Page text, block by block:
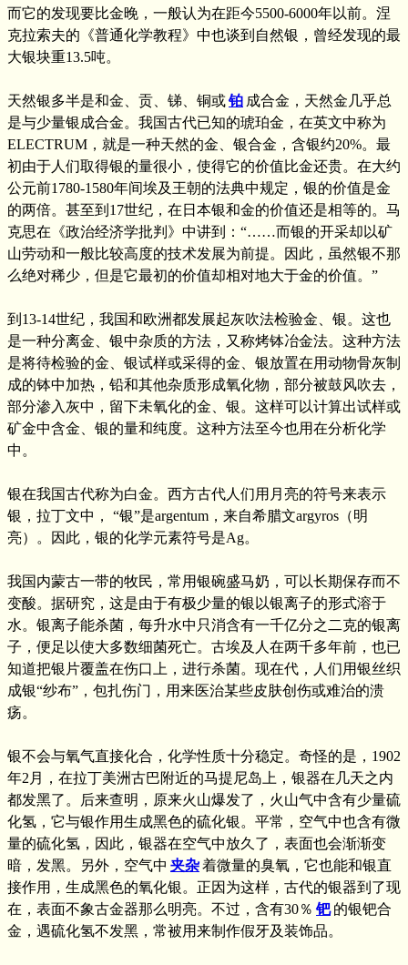
而它的发现要比金晚，一般认为在距今5500-6000年以前。涅
克拉索夫的《普通化学教程》中也谈到自然银，曾经发现的最
大银块重13.5吨。
天然银多半是和金、贡、锑、铜或铂 成合金，天然金几乎总
是与少量银成合金。我国古代已知的琥珀金，在英文中称为
ELECTRUM，就是一种天然的金、银合金，含银约20%。最
初由于人们取得银的量很小，使得它的价值比金还贵。在大约
公元前1780-1580年间埃及王朝的法典中规定，银的价值是金
的两倍。甚至到17世纪，在日本银和金的价值还是相等的。马
克思在《政治经济学批判》中讲到：“……而银的开采却以矿
山劳动和一般比较高度的技术发展为前提。因此，虽然银不那
么绝对稀少，但是它最初的价值却相对地大于金的价值。”
到13-14世纪，我国和欧洲都发展起灰吹法检验金、银。这也
是一种分离金、银中杂质的方法，又称烤钵冶金法。这种方法
是将待检验的金、银试样或采得的金、银放置在用动物骨灰制
成的钵中加热，铅和其他杂质形成氧化物，部分被鼓风吹去，
部分渗入灰中，留下未氧化的金、银。这样可以计算出试样或
矿金中含金、银的量和纯度。这种方法至今也用在分析化学
中。
银在我国古代称为白金。西方古代人们用月亮的符号来表示
银，拉丁文中， “银”是argentum，来自希腊文argyros（明
亮）。因此，银的化学元素符号是Ag。
我国内蒙古一带的牧民，常用银碗盛马奶，可以长期保存而不
变酸。据研究，这是由于有极少量的银以银离子的形式溶于
水。银离子能杀菌，每升水中只消含有一千亿分之二克的银离
子，便足以使大多数细菌死亡。古埃及人在两千多年前，也已
知道把银片覆盖在伤口上，进行杀菌。现在代，人们用银丝织
成银“纱布”，包扎伤门，用来医治某些皮肤创伤或难治的溃
疡。
银不会与氧气直接化合，化学性质十分稳定。奇怪的是，1902
年2月，在拉丁美洲古巴附近的马提尼岛上，银器在几天之内
都发黑了。后来查明，原来火山爆发了，火山气中含有少量硫
化氢，它与银作用生成黑色的硫化银。平常，空气中也含有微
量的硫化氢，因此，银器在空气中放久了，表面也会渐渐变
暗，发黑。另外，空气中 夹杂着微量的臭氧，它也能和银直
接作用，生成黑色的氧化银。正因为这样，古代的银器到了现
在，表面不象古金器那么明亮。不过，含有30％ 钯 的银钯合
金，遇硫化氢不发黑，常被用来制作假牙及装饰品。